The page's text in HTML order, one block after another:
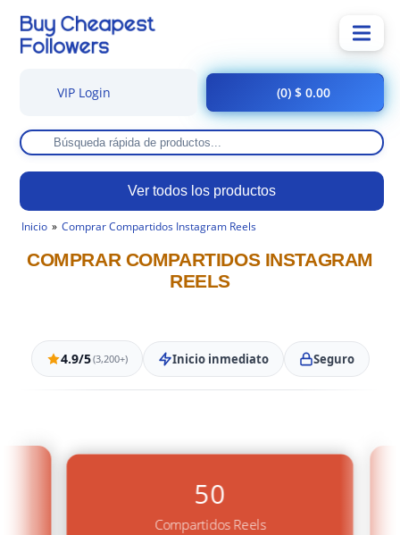
Ver todos los productos
VIP Login (0) $ 0.00
Inicio Comprar Compartidos Instagram Reels
COMPRAR COMPARTIDOS INSTAGRAM
REELS
4.9/5(3,200+) Inicio inmediato Seguro
50
Compartidos Reels